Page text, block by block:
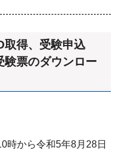
取得、受験申込
票のダウンロー
時から令和5年8月28日